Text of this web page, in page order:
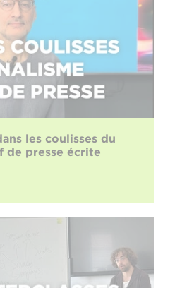
les coulisses du
de presse écrite